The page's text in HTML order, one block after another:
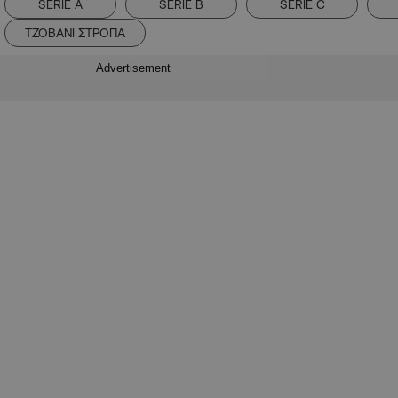
SERIE A SERIE B SERIE C
ΤΖΟΒΑΝΙ ΣΤΡΟΠΑ
Advertisement